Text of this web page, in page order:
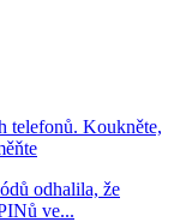
telefonů. Koukněte,
odhalila, že
ve...